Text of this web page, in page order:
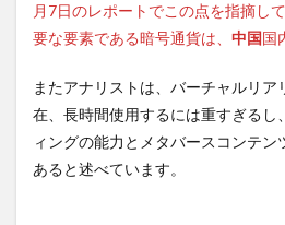
月7日のレポートでこの点を指摘して
要な要素である暗号通貨は、 中国国
またアナリストは、バーチャルリア
在、長時間使用するには重すぎるし
ィングの能力とメタバースコンテ
あると述べています。